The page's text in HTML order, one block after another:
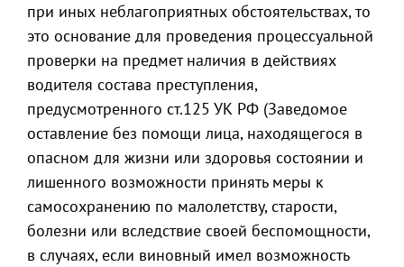
при иных неблагоприятных обстоятельствах, то
это основание для проведения процессуальной
проверки на предмет наличия в действиях
водителя состава преступления,
предусмотренного ст.125 УК РФ (Заведомое
оставление без помощи лица, находящегося в
опасном для жизни или здоровья состоянии и
лишенного возможности принять меры к
самосохранению по малолетству, старости,
болезни или вследствие своей беспомощности,
в случаях, если виновный имел возможность